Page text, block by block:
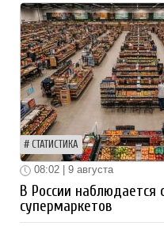
СТАТИСТИКА
08:02 | 9 августа
В России наблюдается
супермаркетов